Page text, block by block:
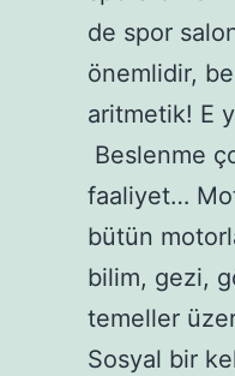
de spor
önemlidir,
aritmetik! E
Beslenme
faaliyet…
bütün
bilim, gezi,
temeller
Sosyal bir